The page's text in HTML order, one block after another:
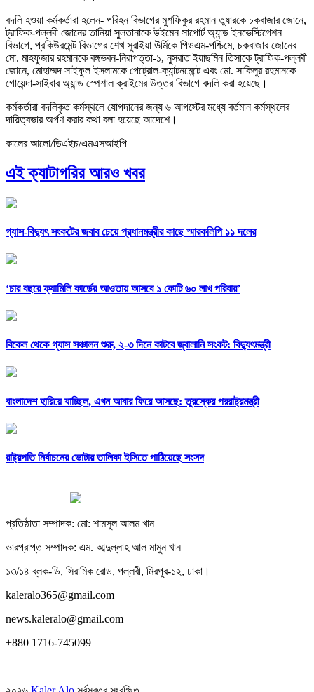
বদলি হওয়া কর্মকর্তারা হলেন- পরিহন বিভাগের মুশফিকুর রহমান তুষারকে চকবাজার জোনে,
ট্রাফিক-পল্লবী জোনের তানিয়া সুলতানাকে উইমেন সাপোর্ট অ্যান্ড ইনভেস্টিগেশন
বিভাগে, প্রকিউরমেন্ট বিভাগের শেখ সুরাইয়া ঊর্মিকে পিওএম-পশ্চিমে, চকবাজার জোনের
মো. মাহফুজার রহমানকে বঙ্গভবন-নিরাপত্তা-১, নুসরাত ইয়াছমিন তিসাকে ট্রাফিক-পল্লবী
জোনে, মোহাম্মদ সাইফুল ইসলামকে পেট্রোল-ক্যান্টনমেন্টে এবং মো. সাকিলুর রহমানকে
গোয়েন্দা-সাইবার অ্যান্ড স্পেশাল ক্রাইমের উত্তর বিভাগে বদলি করা হয়েছে।
কর্মকর্তারা বদলিকৃত কর্মস্থলে যোগদানের জন্য ৬ আগস্টের মধ্যে বর্তমান কর্মস্থলের
দায়িত্বভার অর্পণ করার কথা বলা হয়েছে আদেশে।
কালের আলো/ডিএইচ/এমএসআইপি
এই ক্যাটাগরির আরও খবর
গ্যাস-বিদ্যুৎ সংকটের জবাব চেয়ে প্রধানমন্ত্রীর কাছে স্মারকলিপি ১১ দলের
‘চার বছরে ফ্যামিলি কার্ডের আওতায় আসবে ১ কোটি ৬০ লাখ পরিবার’
বিকেল থেকে গ্যাস সঞ্চালন শুরু, ২-৩ দিনে কাটবে জ্বালানি সংকট: বিদ্যুৎমন্ত্রী
বাংলাদেশ হারিয়ে যাচ্ছিল, এখন আবার ফিরে আসছে: তুরস্কের পররাষ্ট্রমন্ত্রী
রাষ্ট্রপতি নির্বাচনের ভোটার তালিকা ইসিতে পাঠিয়েছে সংসদ
প্রতিষ্ঠাতা সম্পাদক: মো: শামসুল আলম খান
ভারপ্রাপ্ত সম্পাদক: এম. আব্দুল্লাহ আল মামুন খান
১৩/১৪ ব্লক-ডি, সিরামিক রোড, পল্লবী, মিরপুর-১২, ঢাকা।
kaleralo365@gmail.com
news.kaleralo@gmail.com
+880 1716-745099